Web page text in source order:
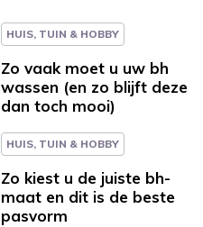
HUIS, TUIN & HOBBY
Zo vaak moet u uw bh
wassen (en zo blijft deze
dan toch mooi)
HUIS, TUIN & HOBBY
Zo kiest u de juiste bh-
maat en dit is de beste
pasvorm